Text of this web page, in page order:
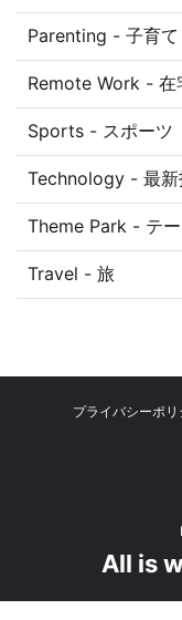
Parenting - 子育て
Remote Work - 在
Sports - スポーツ
Technology - 最新
Theme Park - テ
Travel - 旅
プライバシーポリ
All is